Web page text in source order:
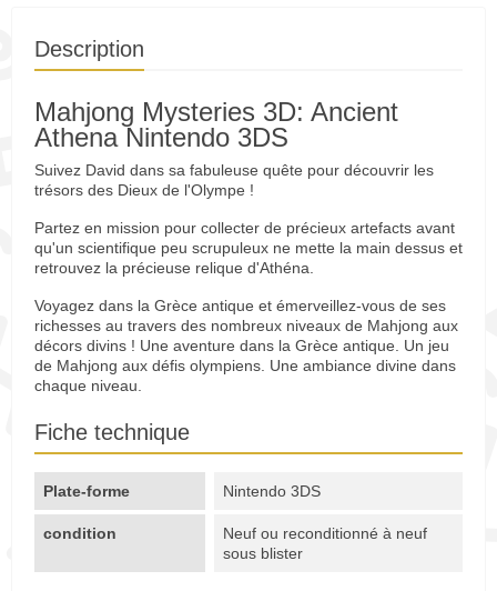
Description
Mahjong Mysteries 3D: Ancient
Athena Nintendo 3DS
Suivez David dans sa fabuleuse quête pour découvrir les
trésors des Dieux de l'Olympe !
Partez en mission pour collecter de précieux artefacts avant
qu'un scientifique peu scrupuleux ne mette la main dessus et
retrouvez la précieuse relique d'Athéna.
Voyagez dans la Grèce antique et émerveillez-vous de ses
richesses au travers des nombreux niveaux de Mahjong aux
décors divins ! Une aventure dans la Grèce antique. Un jeu
de Mahjong aux défis olympiens. Une ambiance divine dans
chaque niveau.
Fiche technique
Plate-forme Nintendo 3DS
condition
Neuf ou reconditionné à neuf
sous blister